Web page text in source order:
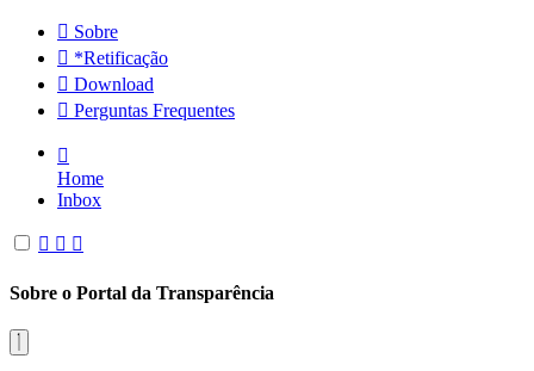
Sobre
*Retificação
Download
Perguntas Frequentes
Home
Inbox
Sobre o Portal da Transparência